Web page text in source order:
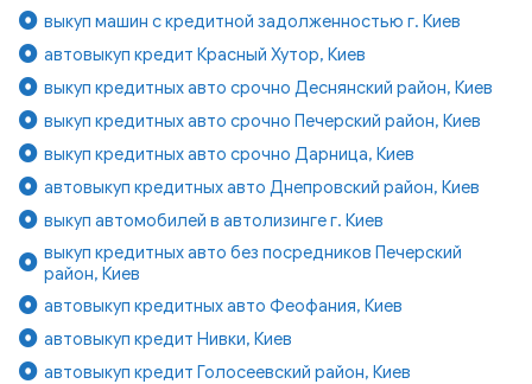
выкуп машин с кредитной задолженностью г. Киев
автовыкуп кредит Красный Хутор, Киев
выкуп кредитных авто срочно Деснянский район, Киев
выкуп кредитных авто срочно Печерский район, Киев
выкуп кредитных авто срочно Дарница, Киев
автовыкуп кредитных авто Днепровский район, Киев
выкуп автомобилей в автолизинге г. Киев
выкуп кредитных авто без посредников Печерский
район, Киев
автовыкуп кредитных авто Феофания, Киев
автовыкуп кредит Нивки, Киев
автовыкуп кредит Голосеевский район, Киев